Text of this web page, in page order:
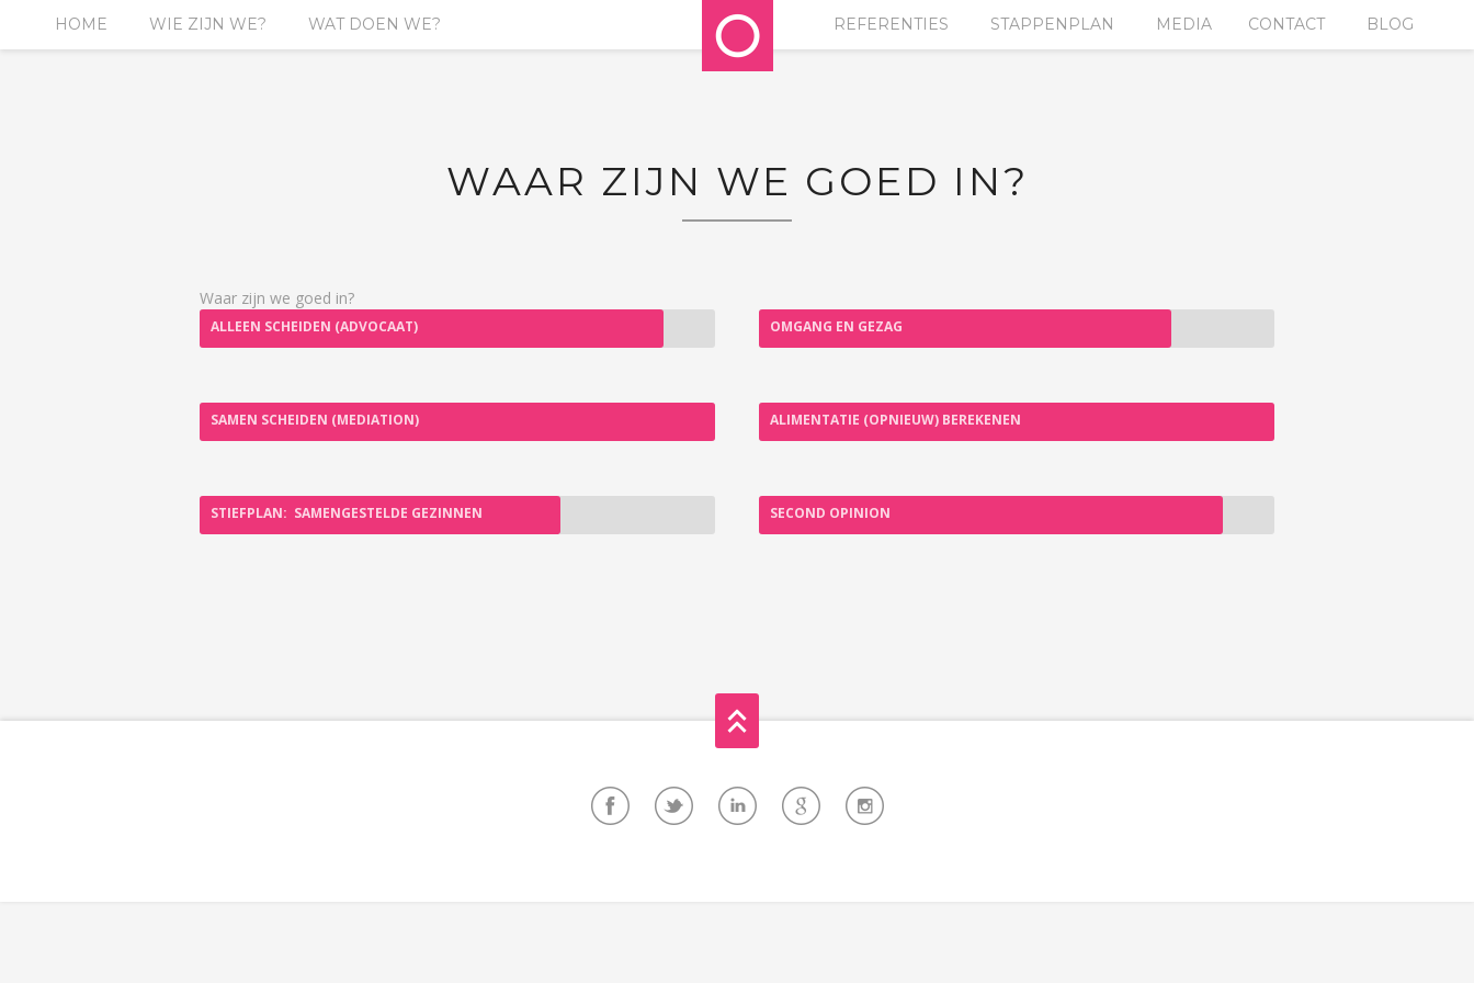
HOME WIE ZIJN WE? WAT DOEN WE? REFERENTIES STAPPENPLAN MEDIA CONTACT BLOG
WAAR ZIJN WE GOED IN?
Waar zijn we goed in?
ALLEEN SCHEIDEN (ADVOCAAT)
SAMEN SCHEIDEN (MEDIATION)
STIEFPLAN: SAMENGESTELDE GEZINNEN
OMGANG EN GEZAG
ALIMENTATIE (OPNIEUW) BEREKENEN
SECOND OPINION